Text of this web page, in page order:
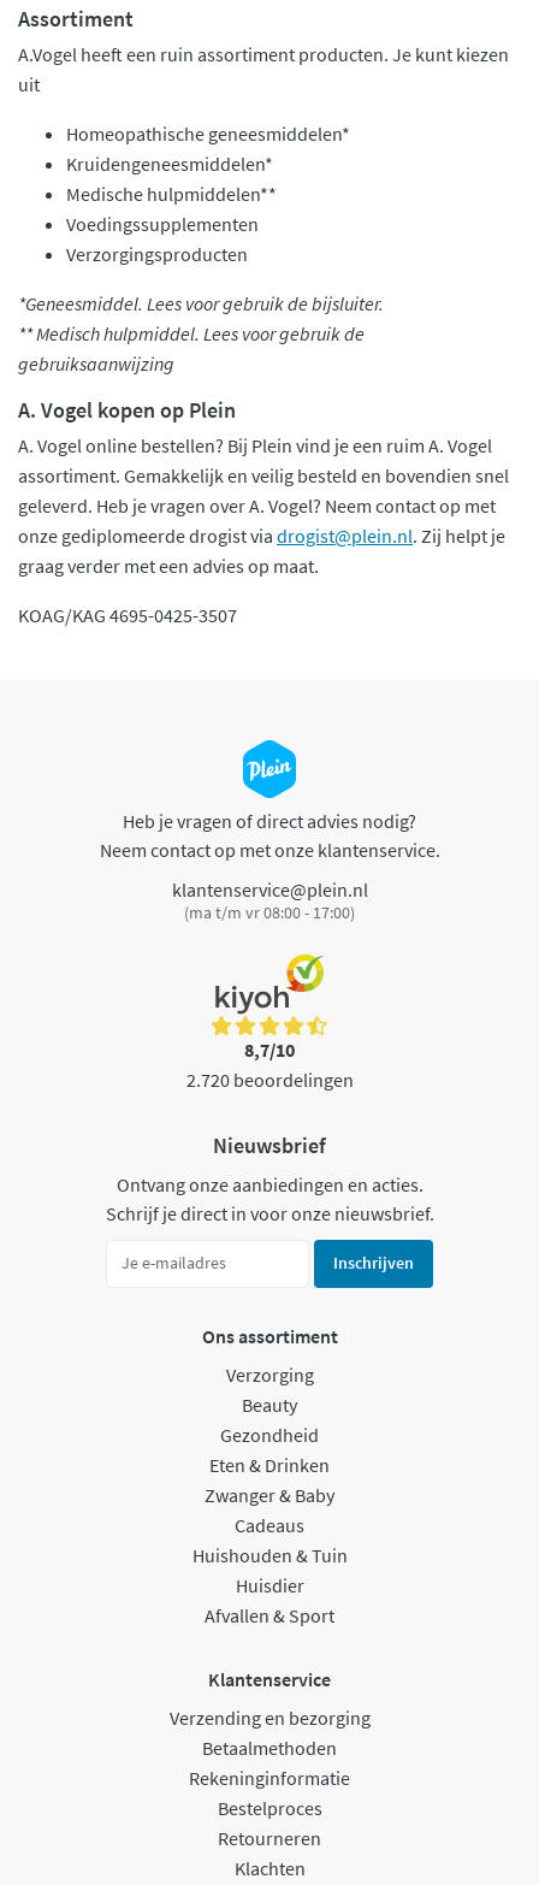
Assortiment
A.Vogel heeft een ruin assortiment producten. Je kunt kiezen
uit
Homeopathische geneesmiddelen*
Kruidengeneesmiddelen*
Medische hulpmiddelen**
Voedingssupplementen
Verzorgingsproducten
*Geneesmiddel. Lees voor gebruik de bijsluiter.
** Medisch hulpmiddel. Lees voor gebruik de
gebruiksaanwijzing
A. Vogel kopen op Plein
A. Vogel online bestellen? Bij Plein vind je een ruim A. Vogel
assortiment. Gemakkelijk en veilig besteld en bovendien snel
geleverd. Heb je vragen over A. Vogel? Neem contact op met
onze gediplomeerde drogist via drogist@plein.nl. Zij helpt je
graag verder met een advies op maat.
KOAG/KAG 4695-0425-3507
Heb je vragen of direct advies nodig?
Neem contact op met onze klantenservice.
klantenservice@plein.nl
(ma t/m vr 08:00 - 17:00)
8,7/10
2.720 beoordelingen
Nieuwsbrief
Ontvang onze aanbiedingen en acties.
Schrijf je direct in voor onze nieuwsbrief.
Inschrijven
Ons assortiment
Verzorging
Beauty
Gezondheid
Eten & Drinken
Zwanger & Baby
Cadeaus
Huishouden & Tuin
Huisdier
Afvallen & Sport
Klantenservice
Verzending en bezorging
Betaalmethoden
Rekeninginformatie
Bestelproces
Retourneren
Klachten